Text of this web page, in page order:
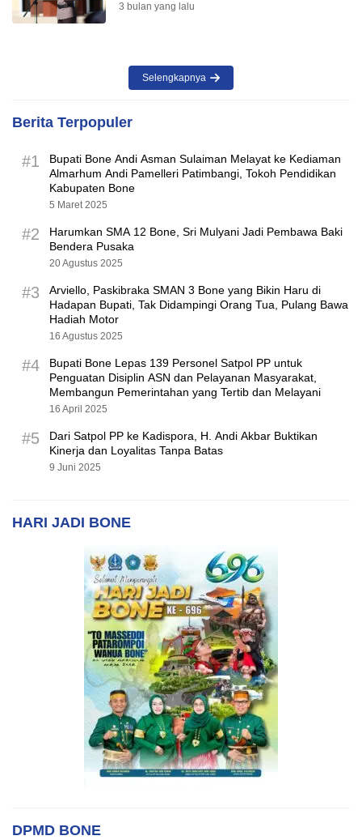
3 bulan yang lalu
Selengkapnya
Berita Terpopuler
#1
Bupati Bone Andi Asman Sulaiman Melayat ke Kediaman
Almarhum Andi Pamelleri Patimbangi, Tokoh Pendidikan
Kabupaten Bone
5 Maret 2025
#2
Harumkan SMA 12 Bone, Sri Mulyani Jadi Pembawa Baki
Bendera Pusaka
20 Agustus 2025
#3
Arviello, Paskibraka SMAN 3 Bone yang Bikin Haru di
Hadapan Bupati, Tak Didampingi Orang Tua, Pulang Bawa
Hadiah Motor
16 Agustus 2025
#4
Bupati Bone Lepas 139 Personel Satpol PP untuk
Penguatan Disiplin ASN dan Pelayanan Masyarakat,
Membangun Pemerintahan yang Tertib dan Melayani
16 April 2025
#5
Dari Satpol PP ke Kadispora, H. Andi Akbar Buktikan
Kinerja dan Loyalitas Tanpa Batas
9 Juni 2025
HARI JADI BONE
DPMD BONE